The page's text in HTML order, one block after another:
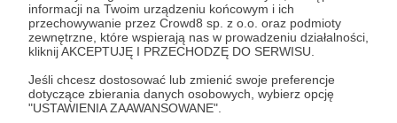
informacji na Twoim urządzeniu końcowym i ich
przechowywanie przez Crowd8 sp. z o.o. oraz podmioty
zewnętrzne, które wspierają nas w prowadzeniu działalności,
kliknij AKCEPTUJĘ I PRZECHODZĘ DO SERWISU.
Jeśli chcesz dostosować lub zmienić swoje preferencje
dotyczące zbierania danych osobowych, wybierz opcję
"USTAWIENIA ZAAWANSOWANE".
💡 Dlaczego Patronite?
Bo chcemy działać jeszcze więcej – ale
niezależnie od reklam, algorytmów i
sponsorów. Dzięki Twojemu wsparciu: